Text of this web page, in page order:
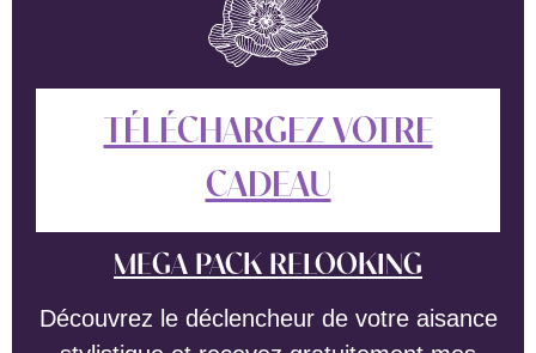
TÉLÉCHARGEZ VOTRE
CADEAU
MEGA PACK RELOOKING
Découvrez le déclencheur de votre aisance